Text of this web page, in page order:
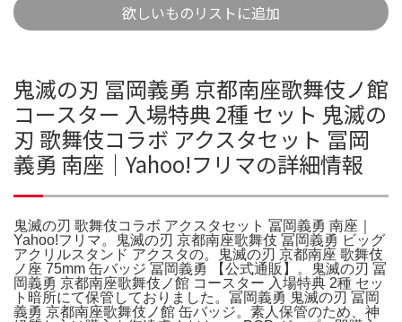
欲しいものリストに追加
鬼滅の刃 冨岡義勇 京都南座歌舞伎ノ館
コースター 入場特典 2種 セット 鬼滅の
刃 歌舞伎コラボ アクスタセット 冨岡
義勇 南座｜Yahoo!フリマの詳細情報
鬼滅の刃 歌舞伎コラボ アクスタセット 冨岡義勇 南座｜
Yahoo!フリマ。鬼滅の刃 京都南座歌舞伎 冨岡義勇 ビッグ
アクリルスタンド アクスタの。鬼滅の刃 京都南座 歌舞伎
ノ座 75mm 缶バッジ 冨岡義勇 【公式通販】。鬼滅の刃 冨
岡義勇 京都南座歌舞伎ノ館 コースター 入場特典 2種 セッ
ト暗所にて保管しておりました。冨岡義勇 鬼滅の刃 冨岡
義勇 京都南座歌舞伎ノ館 缶バッジ。素人保管のため、神